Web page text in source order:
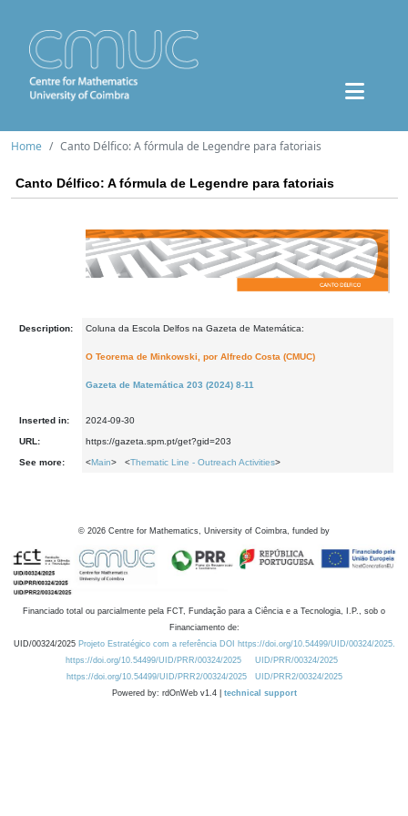
Home Canto Délfico: A fórmula de Legendre para fatoriais
Canto Délfico: A fórmula de Legendre para fatoriais
Description: Coluna da Escola Delfos na Gazeta de Matemática:
O Teorema de Minkowski, por Alfredo Costa (CMUC)
Gazeta de Matemática 203 (2024) 8-11
Inserted in: 2024-09-30
URL: https://gazeta.spm.pt/get?gid=203
See more: <Main> <Thematic Line - Outreach Activities>
© 2026 Centre for Mathematics, University of Coimbra, funded by
Financiado total ou parcialmente pela FCT, Fundação para a Ciência e a Tecnologia, I.P., sob o
Financiamento de:
UID/00324/2025 Projeto Estratégico com a referência DOI https://doi.org/10.54499/UID/00324/2025.
https://doi.org/10.54499/UID/PRR/00324/2025
UID/PRR/00324/2025
https://doi.org/10.54499/UID/PRR2/00324/2025
UID/PRR2/00324/2025
Powered by: rdOnWeb v1.4 | technical support